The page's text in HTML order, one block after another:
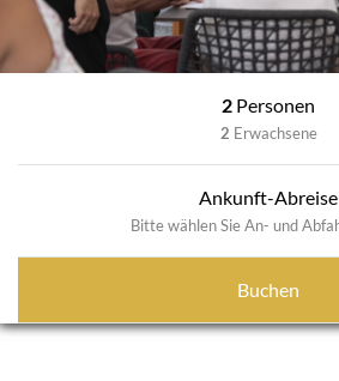
2 Personen
2 Erwachsene
Ankunft-Abreise
Bitte wählen Sie An- und
Buchen